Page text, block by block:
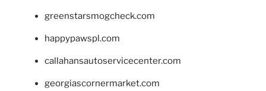
greenstarsmogcheck.com
happypawspl.com
callahansautoservicecenter.com
georgiascornermarket.com